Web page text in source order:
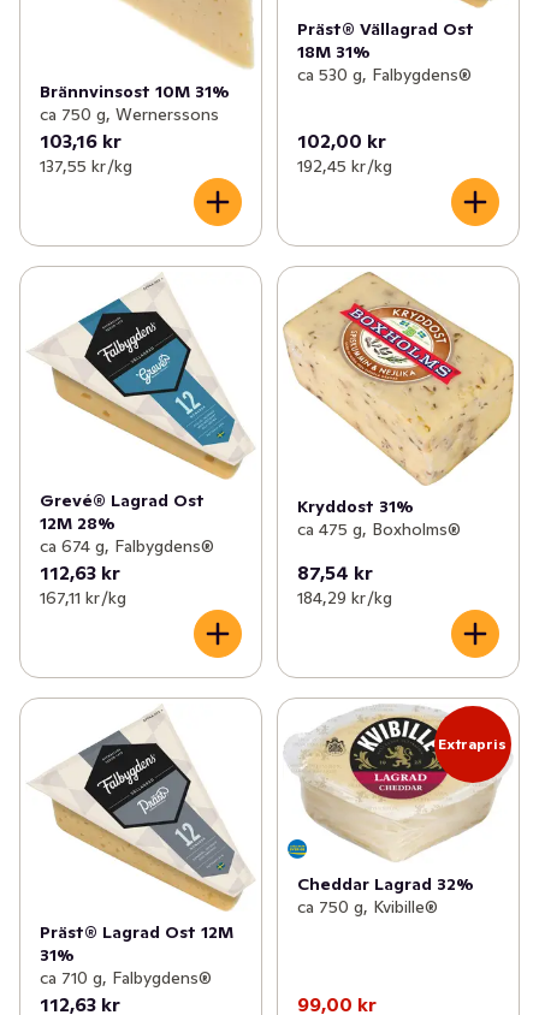
Brännvinsost 10M 31%
ca 750 g, Wernerssons
103,16 kr
137,55 kr /kg
Präst® Vällagrad Ost
18M 31%
ca 530 g, Falbygdens®
102,00 kr
192,45 kr /kg
Grevé® Lagrad Ost
12M 28%
ca 674 g, Falbygdens®
112,63 kr
167,11 kr /kg
Kryddost 31%
ca 475 g, Boxholms®
87,54 kr
184,29 kr /kg
Präst® Lagrad Ost 12M
31%
ca 710 g, Falbygdens®
112,63 kr
Extrapris
Cheddar Lagrad 32%
ca 750 g, Kvibille®
99,00 kr